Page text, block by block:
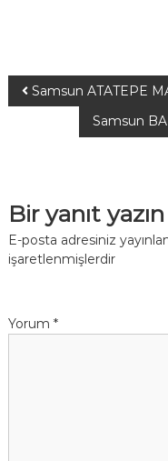
Samsun ATATEPE
Samsun
Bir yanıt yazın
E-posta adresiniz
işaretlenmişlerdir
Yorum *